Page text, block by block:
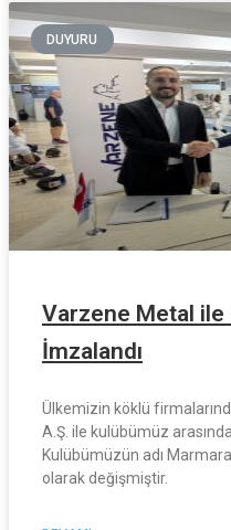
DUYURU
Varzene Metal ile
İmzalandı
Ülkemizin köklü
A.Ş. ile kulübümüz
Kulübümüzün adı
olarak değişmiştir.